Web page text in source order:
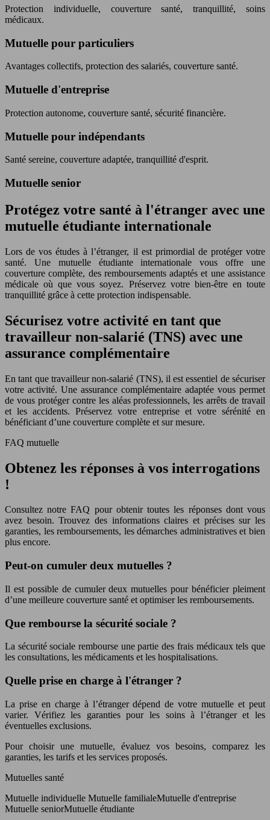
Protection individuelle, couverture santé, tranquillité, soins
médicaux.
Mutuelle pour particuliers
Avantages collectifs, protection des salariés, couverture santé.
Mutuelle d'entreprise
Protection autonome, couverture santé, sécurité financière.
Mutuelle pour indépendants
Santé sereine, couverture adaptée, tranquillité d'esprit.
Mutuelle senior
Protégez votre santé à l'étranger avec une
mutuelle étudiante internationale
Lors de vos études à l’étranger, il est primordial de protéger votre
santé. Une mutuelle étudiante internationale vous offre une
couverture complète, des remboursements adaptés et une assistance
médicale où que vous soyez. Préservez votre bien-être en toute
tranquillité grâce à cette protection indispensable.
Sécurisez votre activité en tant que
travailleur non-salarié (TNS) avec une
assurance complémentaire
En tant que travailleur non-salarié (TNS), il est essentiel de sécuriser
votre activité. Une assurance complémentaire adaptée vous permet
de vous protéger contre les aléas professionnels, les arrêts de travail
et les accidents. Préservez votre entreprise et votre sérénité en
bénéficiant d’une couverture complète et sur mesure.
FAQ mutuelle
Obtenez les réponses à vos interrogations
!
Consultez notre FAQ pour obtenir toutes les réponses dont vous
avez besoin. Trouvez des informations claires et précises sur les
garanties, les remboursements, les démarches administratives et bien
plus encore.
Peut-on cumuler deux mutuelles ?
Il est possible de cumuler deux mutuelles pour bénéficier pleiment
d’une meilleure couverture santé et optimiser les remboursements.
Que rembourse la sécurité sociale ?
La sécurité sociale rembourse une partie des frais médicaux tels que
les consultations, les médicaments et les hospitalisations.
Quelle prise en charge à l'étranger ?
La prise en charge à l’étranger dépend de votre mutuelle et peut
varier. Vérifiez les garanties pour les soins à l’étranger et les
éventuelles exclusions.
Pour choisir une mutuelle, évaluez vos besoins, comparez les
garanties, les tarifs et les services proposés.
Mutuelles santé
Mutuelle individuelle Mutuelle familialeMutuelle d'entreprise
Mutuelle seniorMutuelle étudiante